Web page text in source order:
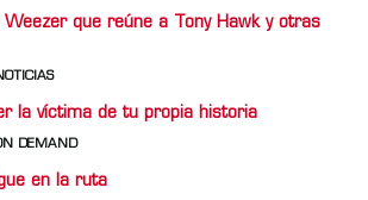
Weezer que reúne a Tony Hawk y otras
la víctima de tu propia historia
DEMAND
en la ruta